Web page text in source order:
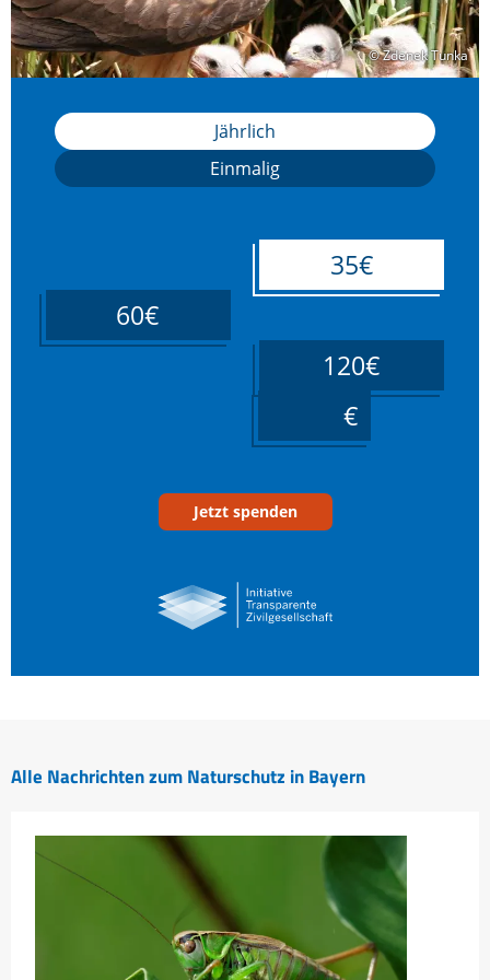
© Zdenek Tunka
© Zdenek Tunka
Jährlich
Einmalig
35€
60€
120€
Jetzt spenden
Alle Nachrichten zum Naturschutz in Bayern